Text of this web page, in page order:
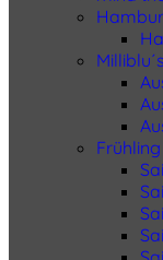
Milliblu´s